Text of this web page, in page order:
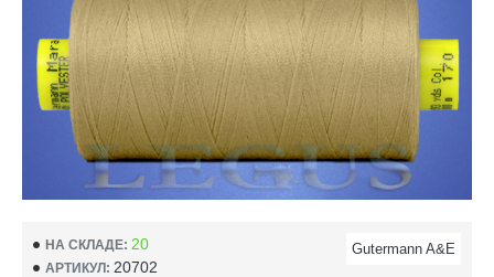
НА СКЛАДЕ: 20
АРТИКУЛ: 20702
Gutermann A&E